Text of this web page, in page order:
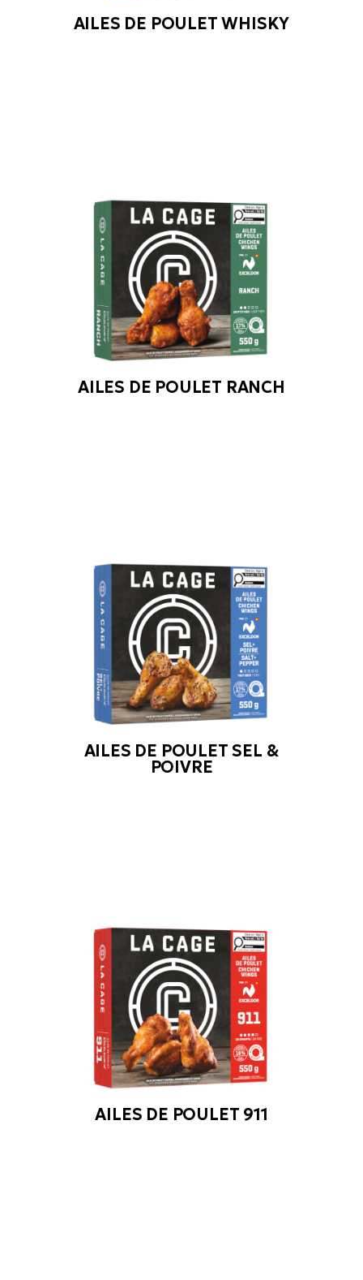
AILES DE POULET WHISKY
AILES DE POULET RANCH
AILES DE POULET SEL &
POIVRE
AILES DE POULET 911